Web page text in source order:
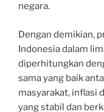
negara.
Dengan demikian,
Indonesia dalam
diperhitungkan
sama yang baik
masyarakat, inflasi
yang stabil dan